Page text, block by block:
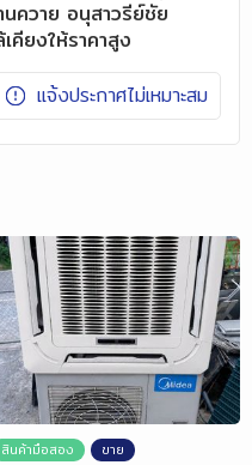
ควาย อนุสาวรีย์ชัย
คียงให้ราคาสูง
แจ้งประกาศไม่เหมาะสม
สินค้ามือสอง ขาย